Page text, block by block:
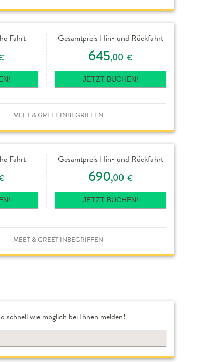
Fahrt Gesamtpreis Hin- und Rückfahrt
645,00 €
JETZT BUCHEN!
MEET & GREET INBEGRIFFEN
Fahrt Gesamtpreis Hin- und Rückfahrt
690,00 €
JETZT BUCHEN!
MEET & GREET INBEGRIFFEN
schnell wie möglich bei Ihnen melden!